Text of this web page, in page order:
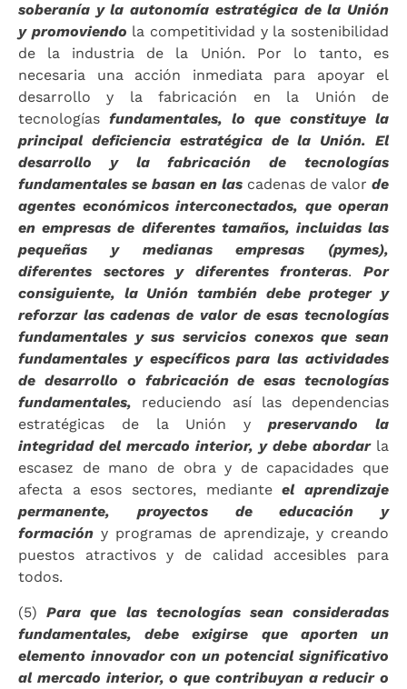
soberanía y la autonomía estratégica de la Unión
y promoviendo la competitividad y la sostenibilidad
de la industria de la Unión. Por lo tanto, es
necesaria una acción inmediata para apoyar el
desarrollo y la fabricación en la Unión de
tecnologías fundamentales, lo que constituye la
principal deficiencia estratégica de la Unión. El
desarrollo y la fabricación de tecnologías
fundamentales se basan en las cadenas de valor de
agentes económicos interconectados, que operan
en empresas de diferentes tamaños, incluidas las
pequeñas y medianas empresas (pymes),
diferentes sectores y diferentes fronteras. Por
consiguiente, la Unión también debe proteger y
reforzar las cadenas de valor de esas tecnologías
fundamentales y sus servicios conexos que sean
fundamentales y específicos para las actividades
de desarrollo o fabricación de esas tecnologías
fundamentales, reduciendo así las dependencias
estratégicas de la Unión ypreservando la
integridad del mercado interior, y debe abordarla
escasez de mano de obra y de capacidades que
afecta a esos sectores, medianteel aprendizaje
permanente, proyectos de educación y
formación y programas de aprendizaje, y creando
puestos atractivos y de calidad accesibles para
todos.
(5)Para que las tecnologías sean consideradas
fundamentales, debe exigirse que aporten un
elemento innovador con un potencial significativo
al mercado interior, o que contribuyan a reducir o